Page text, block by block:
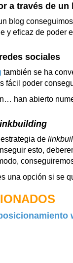
a través de un
blog
y eficaz de poder
sociales
también se ha
fácil poder
han abierto
de
esto,
una opción si se